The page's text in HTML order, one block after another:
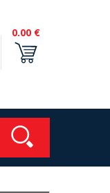
0.00 €